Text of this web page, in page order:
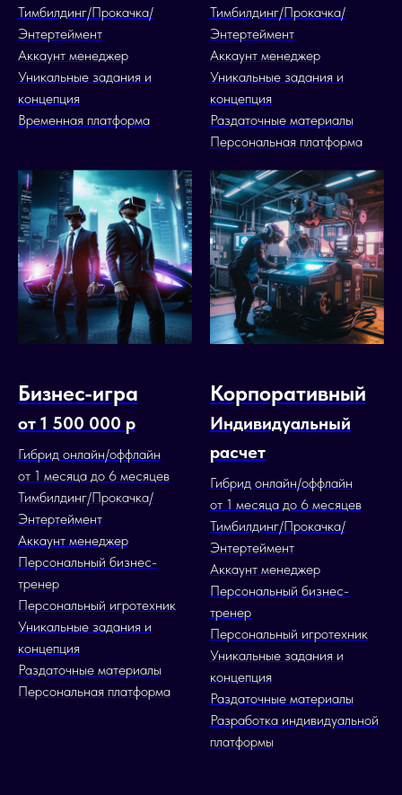
Тимбилдинг/Прокачка/
Энтертеймент
Аккаунт менеджер
Уникальные задания и
концепция
Временная платформа
Тимбилдинг/Прокачка/
Энтертеймент
Аккаунт менеджер
Уникальные задания и
концепция
Раздаточные материалы
Персональная платформа
Бизнес-игра
от 1 500 000 р
Гибрид онлайн/оффлайн
от 1 месяца до 6 месяцев
Тимбилдинг/Прокачка/
Энтертеймент
Аккаунт менеджер
Персональный бизнес-
тренер
Персональный игротехник
Уникальные задания и
концепция
Раздаточные материалы
Персональная платформа
Корпоративный
Индивидуальный
расчет
Гибрид онлайн/оффлайн
от 1 месяца до 6 месяцев
Тимбилдинг/Прокачка/
Энтертеймент
Аккаунт менеджер
Персональный бизнес-
тренер
Персональный игротехник
Уникальные задания и
концепция
Раздаточные материалы
Разработка индивидуальной
платформы